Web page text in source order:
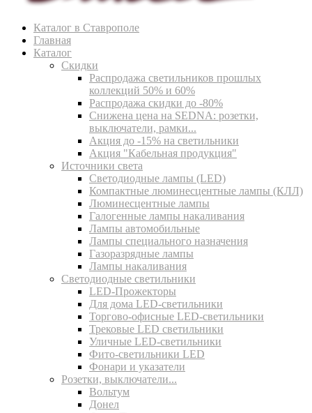
Каталог в Ставрополе
Главная
Каталог
Скидки
Распродажа светильников прошлых
коллекций 50% и 60%
Распродажа скидки до -80%
Cнижена цена на SEDNA: розетки,
выключатели, рамки...
Акция до -15% на светильники
Акция "Кабельная продукция"
Источники света
Светодиодные лампы (LED)
Компактные люминесцентные лампы (КЛЛ)
Люминесцентные лампы
Галогенные лампы накаливания
Лампы автомобильные
Лампы специального назначения
Газоразрядные лампы
Лампы накаливания
Светодиодные светильники
LED-Прожекторы
Для дома LED-светильники
Торгово-офисные LED-светильники
Трековые LED светильники
Уличные LED-светильники
Фито-светильники LED
Фонари и указатели
Розетки, выключатели...
Вольтум
Донел